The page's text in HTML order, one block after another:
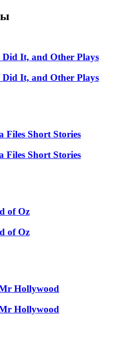
It, and Other Plays
It, and Other Plays
Files Short Stories
Files Short Stories
of Oz
of Oz
Hollywood
Hollywood